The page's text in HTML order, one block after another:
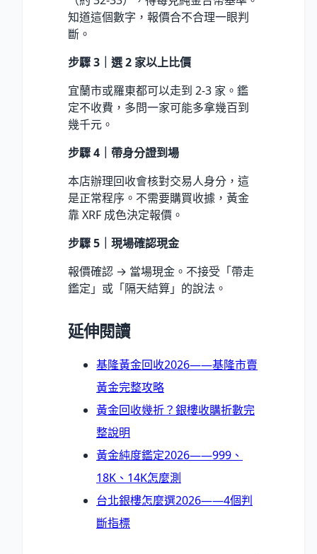
知道這個數字，報價合不合理一眼判
斷。
步驟 3｜選 2 家以上比價
宜蘭市或羅東都可以走到 2-3 家。鑑
定不收費，多問一家可能多拿幾百到
幾千元。
步驟 4｜帶身分證到場
本店辦理回收會核對交易人身分，這
是正常程序。不需要購買收據，黃金
靠 XRF 成色決定報價。
步驟 5｜現場確認現金
報價確認 → 當場現金。不接受「帶走
鑑定」或「隔天結算」的說法。
延伸閱讀
基隆黃金回收2026——基隆市賣
黃金完整攻略
黃金回收幾折？銀樓收購折數完
整說明
黃金純度鑑定2026——999、
18K、14K怎麼測
台北銀樓怎麼選2026——4個判
斷指標